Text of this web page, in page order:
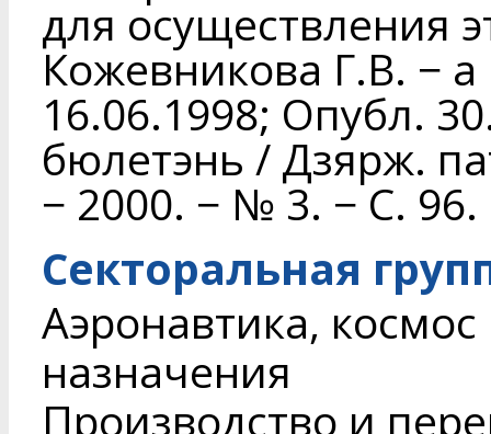
для осуществления
Кожевникова Г.В. − а
16.06.1998; Опубл.
бюлетэнь / Дзярж.
− 2000. − № 3. − С. 96.
Секторальная
Аэронавтика,
назначения
Производство и